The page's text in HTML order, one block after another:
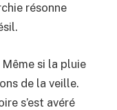
résonne
si la pluie
de la veille.
s’est avéré